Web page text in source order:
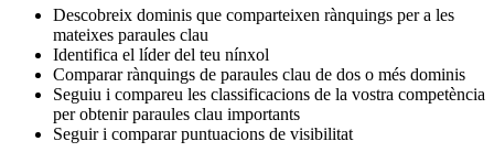
Descobreix dominis que comparteixen rànquings per a les
mateixes paraules clau
Identifica el líder del teu nínxol
Comparar rànquings de paraules clau de dos o més dominis
Seguiu i compareu les classificacions de la vostra competència
per obtenir paraules clau importants
Seguir i comparar puntuacions de visibilitat